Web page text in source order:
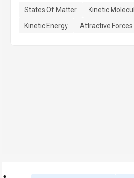
States Of Matter Kinetic
Kinetic Energy
Attractive Forces